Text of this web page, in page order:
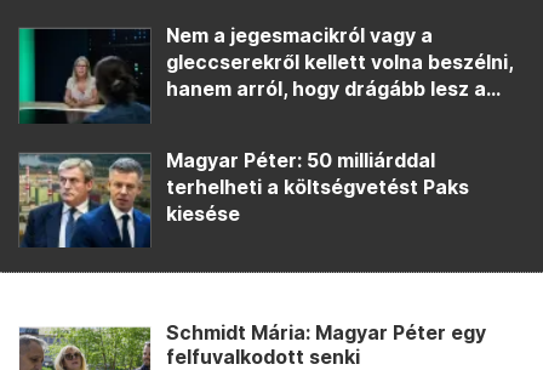
Nem a jegesmacikról vagy a
gleccserekről kellett volna beszélni,
hanem arról, hogy drágább lesz a...
Magyar Péter: 50 milliárddal
terhelheti a költségvetést Paks
kiesése
Schmidt Mária: Magyar Péter egy
felfuvalkodott senki